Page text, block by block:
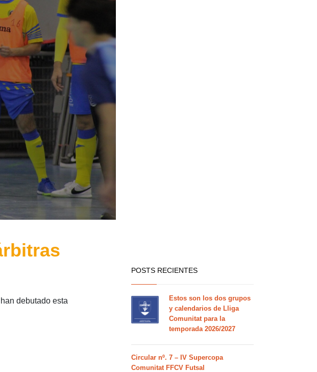
debutado esta
POSTS RECIENTES
Estos son los dos grupos
y calendarios de Lliga
Comunitat para la
temporada 2026/2027
Circular nº. 7 – IV Supercopa
Comunitat FFCV Futsal